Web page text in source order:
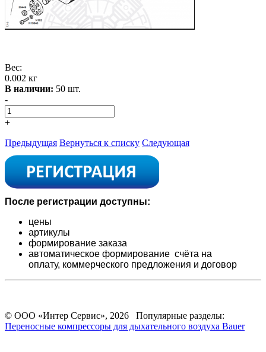
Вес:
0.002 кг
В наличии: 50 шт.
-
+
Предыдущая Вернуться к списку Следующая
После регистрации доступны:
цены
артикулы
формирование заказа
автоматическое формирование счёта на
оплату, коммерческого предложения и договор
© ООО «Интер Сервис», 2026 Популярные разделы:
Переносные компрессоры для дыхательного воздуха Bauer